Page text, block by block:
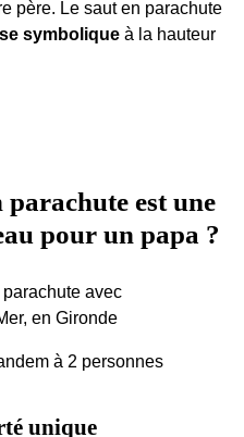
père. Le saut en parachute
symbolique à la hauteur
est une
pour un papa ?
unique